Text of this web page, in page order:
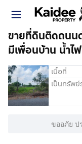
ขายที่ดินติดถนน
มีเพื่อนบ้าน น้ำไ
เนื้อที่
เป็นทรัพย์
ขออภัย ป